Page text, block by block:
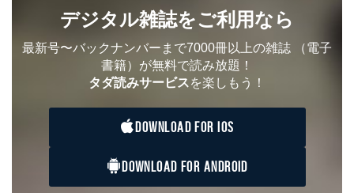
デジタル雑誌をご利用なら
最新号〜バックナンバーまで7000冊以上の雑誌 （電子
書籍）が無料で読み放題！
タダ読みサービスを楽しもう！
DOWNLOAD FOR IOS
DOWNLOAD FOR ANDROID